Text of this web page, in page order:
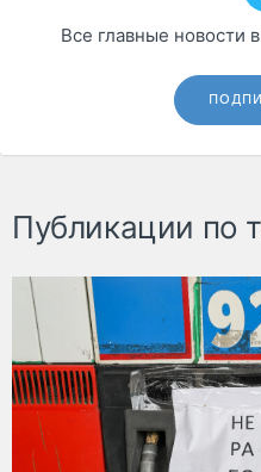
Все главные новости
Публикации по